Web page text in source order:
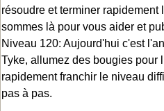
résoudre et terminer rapidement
sommes là pour vous aider et
Niveau 120: Aujourd'hui c'est
Tyke, allumez des bougies pour
rapidement franchir le niveau
pas à pas.